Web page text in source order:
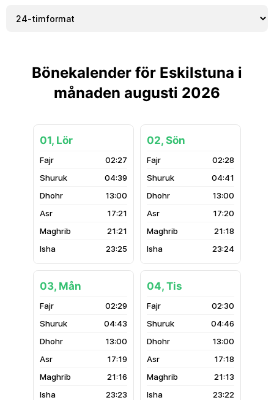
Bönekalender för Eskilstuna i
månaden augusti 2026
01, Lör
02:27
04:39
13:00
17:21
21:21
23:25
02, Sön
02:28
04:41
13:00
17:20
21:18
23:24
03, Mån
02:29
04:43
13:00
17:19
21:16
23:23
04, Tis
02:30
04:46
13:00
17:18
21:13
23:22